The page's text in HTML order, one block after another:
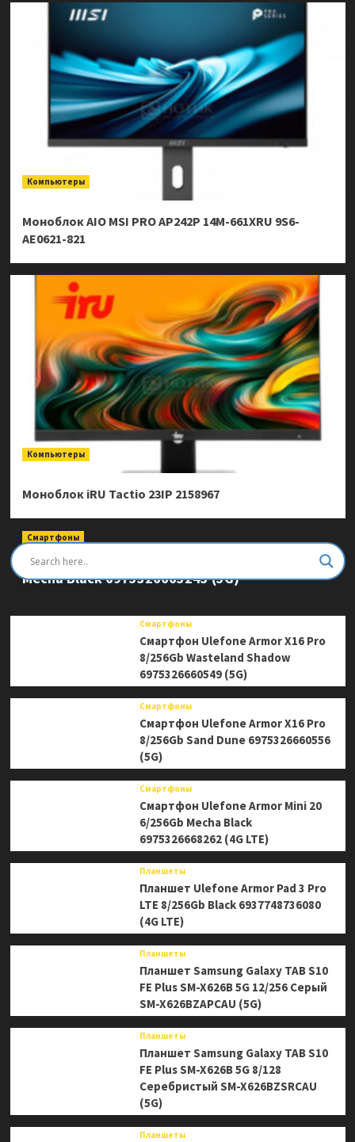
Компьютеры
Моноблок AIO MSI PRO AP242P 14M-661XRU 9S6-
AE0621-821
Компьютеры
Моноблок iRU Tactio 23IP 2158967
Смартфоны
Смартфон Ulefone Armor Mini 20 Pro 8/256Gb
Mecha Black 6975326663243 (5G)
Смартфоны
Смартфон Ulefone Armor X16 Pro
8/256Gb Wasteland Shadow
6975326660549 (5G)
Смартфоны
Смартфон Ulefone Armor X16 Pro
8/256Gb Sand Dune 6975326660556
(5G)
Смартфоны
Смартфон Ulefone Armor Mini 20
6/256Gb Mecha Black
6975326668262 (4G LTE)
Планшеты
Планшет Ulefone Armor Pad 3 Pro
LTE 8/256Gb Black 6937748736080
(4G LTE)
Планшеты
Планшет Samsung Galaxy TAB S10
FE Plus SM-X626B 5G 12/256 Серый
SM-X626BZAPCAU (5G)
Планшеты
Планшет Samsung Galaxy TAB S10
FE Plus SM-X626B 5G 8/128
Серебристый SM-X626BZSRCAU
(5G)
Планшеты